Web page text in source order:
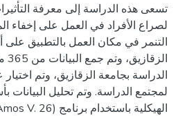
تسعى هذه الدراسة إلى معرفة
لصراع الأفراد في العمل على إخفاء
التنمر في مكان العمل بالتطبيق على
الدراسة بجامعة الزقازيق، وتم
لمجتمع الدراسة. وتم تحليل البيانات